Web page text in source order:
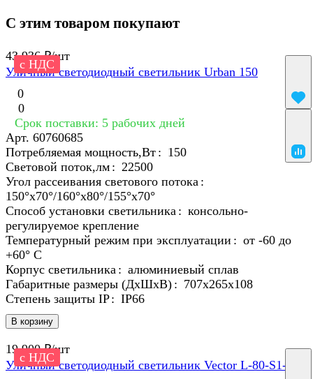
С этим товаром покупают
с НДС
43 936 ₽/шт
Уличный светодиодный светильник Urban 150
0
0
Срок поставки: 5 рабочих дней
Арт. 60760685
В корзину
Потребляемая мощность,Вт : 150
Световой поток,лм : 22500
Угол рассеивания светового потока :
150°х70°/160°х80°/155°х70°
Способ установки светильника : консольно-
регулируемое крепление
Температурный режим при эксплуатации : от -60 до
+60° С
Корпус светильника : алюминиевый сплав
Габаритные размеры (ДхШхВ) : 707х265х108
Степень защиты IP : IP66
с НДС
19 900 ₽/шт
Уличный светодиодный светильник Vector L-80-S1-740